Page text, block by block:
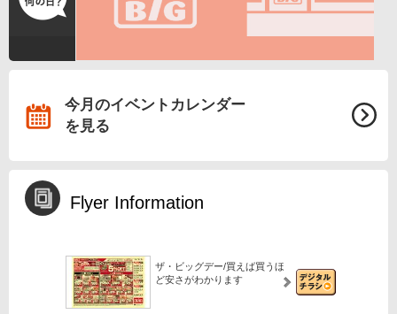
今月のイベントカレンダー
を見る
Flyer Information
ザ・ビッグデー/買えば買うほ
ど安さがわかります